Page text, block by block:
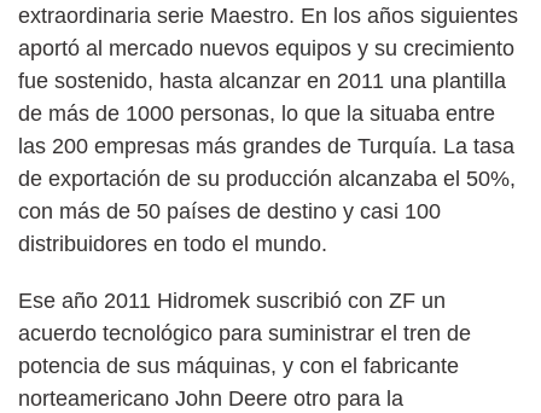
extraordinaria serie Maestro. En los años siguientes
aportó al mercado nuevos equipos y su crecimiento
fue sostenido, hasta alcanzar en 2011 una plantilla
de más de 1000 personas, lo que la situaba entre
las 200 empresas más grandes de Turquía. La tasa
de exportación de su producción alcanzaba el 50%,
con más de 50 países de destino y casi 100
distribuidores en todo el mundo.
Ese año 2011 Hidromek suscribió con ZF un
acuerdo tecnológico para suministrar el tren de
potencia de sus máquinas, y con el fabricante
norteamericano John Deere otro para la